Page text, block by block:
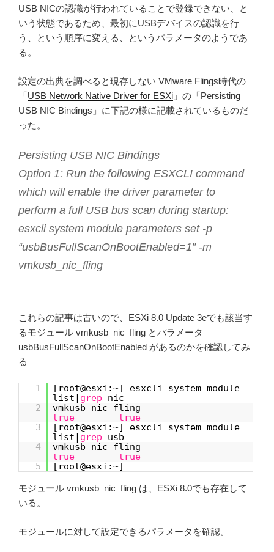
USB NICの認識が行われていることで登録できない、と
いう状態であるため、最初にUSBデバイスの認識を行
う、という順序に変える、というパラメータのようであ
る。
設定の出典を調べると現存しない VMware Flings時代の
「USB Network Native Driver for ESXi 」の「Persisting
USB NIC Bindings」に下記の様に記載されているものだ
った。
Persisting USB NIC Bindings
Option 1: Run the following ESXCLI command
which will enable the driver parameter to
perform a full USB bus scan during startup:
esxcli system module parameters set -p
“usbBusFullScanOnBootEnabled=1” -m
vmkusb_nic_fling
これらの記事は古いので、ESXi 8.0 Update 3eでも該当す
るモジュール vmkusb_nic_fling とパラメータ
usbBusFullScanOnBootEnabled があるのかを確認してみ
る
1
[root@esxi:~] esxcli system module
list| grep
nic
2
vmkusb_nic_fling
true
true
3
[root@esxi:~] esxcli system module
list| grep
usb
4
vmkusb_nic_fling
true
true
5
[root@esxi:~]
モジュール vmkusb_nic_fling は、ESXi 8.0でも存在して
いる。
モジュールに対して設定できるパラメータを確認。